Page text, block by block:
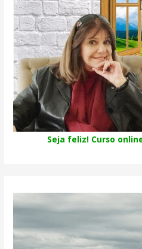
Seja feliz! Curso